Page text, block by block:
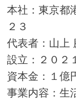
本社：東京都
２３
代表者：山上
設立：２０２
資本金：１億
事業内容：⽣